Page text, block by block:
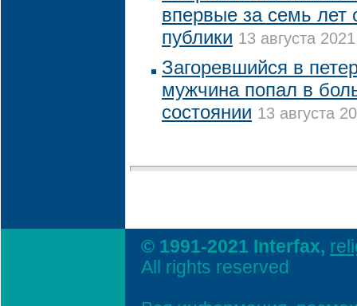
впервые за семь лет
публики 13 августа
Загоревшийся в
мужчина попал в
состоянии 13 августа
© 1991-2021 Interfax,
All rights reserved